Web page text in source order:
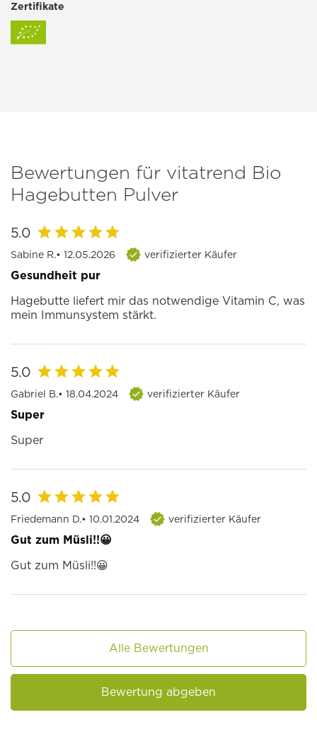
Zertifikate
Bewertungen für vitatrend Bio
Hagebutten Pulver
5.0
Sabine R.• 12.05.2026 verifizierter Käufer
Gesundheit pur
Hagebutte liefert mir das notwendige Vitamin C, was
mein Immunsystem stärkt.
5.0
Gabriel B.• 18.04.2024 verifizierter Käufer
Super
Super
5.0
Friedemann D.• 10.01.2024 verifizierter Käufer
Gut zum Müsli!!😀
Gut zum Müsli!!😀
Alle Bewertungen
Bewertung abgeben